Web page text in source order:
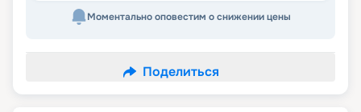
Моментально оповестим о снижении цены
Поделиться